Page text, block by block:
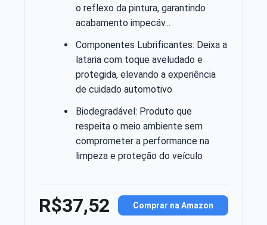
o reflexo da pintura, garantindo
acabamento impecáv...
Componentes Lubrificantes: Deixa a
lataria com toque aveludado e
protegida, elevando a experiência
de cuidado automotivo
Biodegradável: Produto que
respeita o meio ambiente sem
comprometer a performance na
limpeza e proteção do veículo
R$37,52 Comprar na Amazon